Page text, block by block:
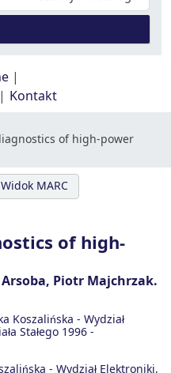
Kontakt
of high-power
MARC
of high-
Piotr Majchrzak.
Koszalińska - Wydział
Stałego 1996 -
- Wydział Elektroniki,